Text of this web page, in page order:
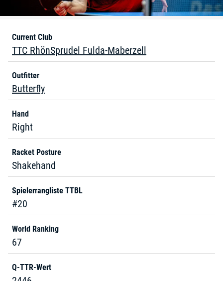
Current Club
TTC RhönSprudel Fulda-Maberzell
Outfitter
Butterfly
Hand
Right
Racket Posture
Shakehand
Spielerrangliste TTBL
#20
World Ranking
67
Q-TTR-Wert